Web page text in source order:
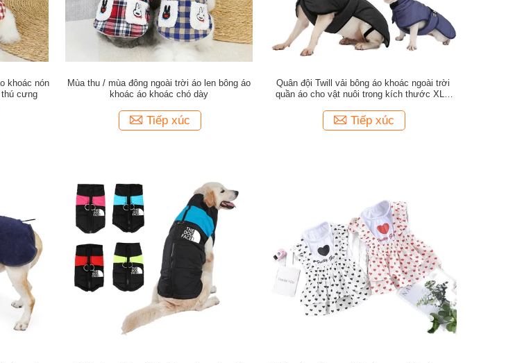
khoác nón
thú cưng
Mùa thu / mùa đông ngoài trời áo len bông áo
khoác áo khoác chó dày
Tiếp xúc
Quân đội Twill vải bông áo khoác ngoài trời
quần áo cho vật nuôi trong kích thước XL /
Tiếp xúc